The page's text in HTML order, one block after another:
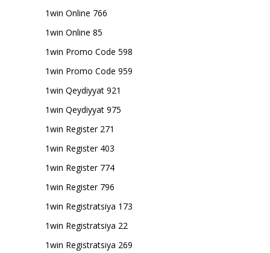
1win Online 766
1win Online 85
1win Promo Code 598
1win Promo Code 959
1win Qeydiyyat 921
1win Qeydiyyat 975
1win Register 271
1win Register 403
1win Register 774
1win Register 796
1win Registratsiya 173
1win Registratsiya 22
1win Registratsiya 269